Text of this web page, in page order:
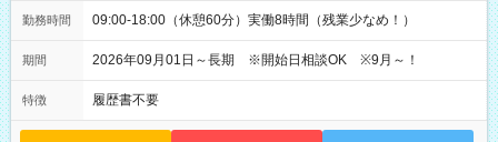
勤務時間 09:00-18:00（休憩60分）実働8時間（残業少なめ！）
期間 2026年09月01日～長期 ※開始日相談OK ※9月～！
特徴 履歴書不要